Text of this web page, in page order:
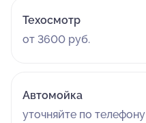
Техосмотр
от 3600 руб.
Автомойка
уточняйте по телефону